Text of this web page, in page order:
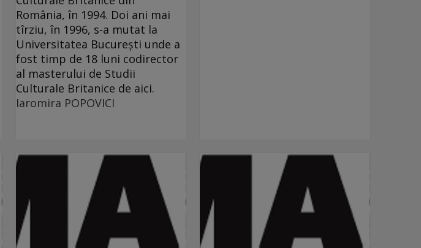
România, în 1994. Doi ani mai
tîrziu, în 1996, s-a mutat la
Universitatea Bucureşti unde a
fost timp de 18 luni codirector
al masterului de Studii
Culturale Britanice de aici.
Iaromira POPOVICI